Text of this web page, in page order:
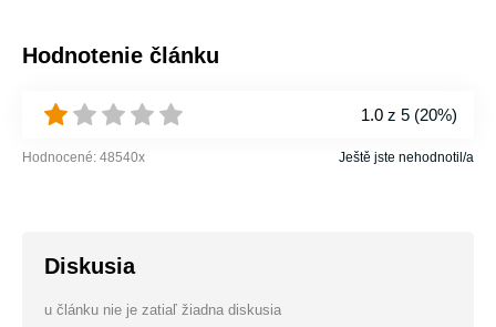
Hodnotenie článku
1.0 z 5 (20%)
Hodnocené: 48540x Ještě jste nehodnotil/a
Diskusia
u článku nie je zatiaľ žiadna diskusia